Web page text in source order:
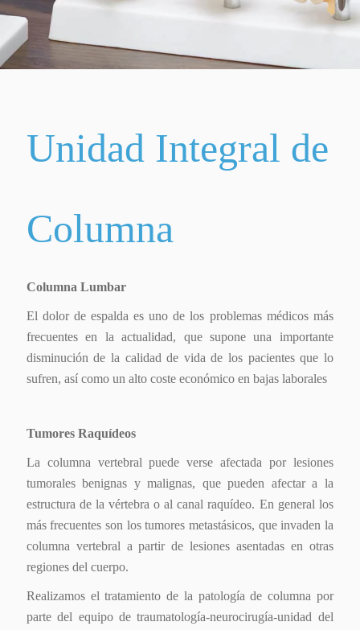
Unidad Integral de
Columna
Columna Lumbar
El dolor de espalda es uno de los problemas médicos más
frecuentes en la actualidad, que supone una importante
disminución de la calidad de vida de los pacientes que lo
sufren, así como un alto coste económico en bajas laborales
Tumores Raquídeos
La columna vertebral puede verse afectada por lesiones
tumorales benignas y malignas, que pueden afectar a la
estructura de la vértebra o al canal raquídeo. En general los
más frecuentes son los tumores metastásicos, que invaden la
columna vertebral a partir de lesiones asentadas en otras
regiones del cuerpo.
Realizamos el tratamiento de la patología de columna por
parte del equipo de traumatología-neurocirugía-unidad del